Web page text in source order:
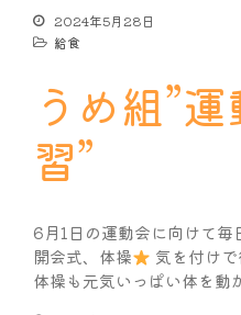
2024年5月28日
給食
うめ組”
習”
6月1日の運動会に向けて毎
開会式、体操
気を付け
体操も元気いっぱい体を動